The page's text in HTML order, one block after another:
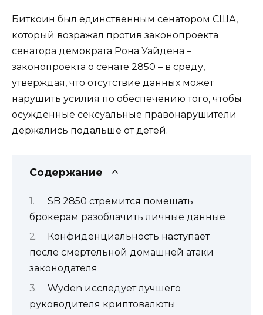
Биткоин был единственным сенатором США,
который возражал против законопроекта
сенатора демократа Рона Уайдена –
законопроекта о сенате 2850 – в среду,
утверждая, что отсутствие данных может
нарушить усилия по обеспечению того, чтобы
осужденные сексуальные правонарушители
держались подальше от детей.
Содержание
SB 2850 стремится помешать
брокерам разоблачить личные данные
Конфиденциальность наступает
после смертельной домашней атаки
законодателя
Wyden исследует лучшего
руководителя криптовалюты